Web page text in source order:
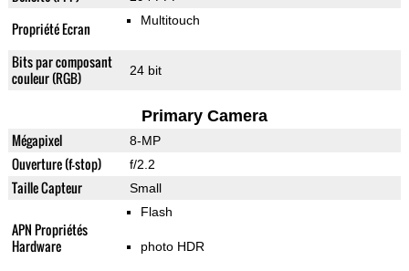
Propriété Ecran Multitouch
Bits par composant
couleur (RGB)
24 bit
Primary Camera
Mégapixel 8-MP
Ouverture (f-stop) f/2.2
Taille Capteur Small
APN Propriétés
Hardware
Flash
photo HDR